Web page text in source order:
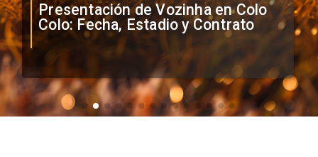
Presentación de Vozinha en Colo
Colo: Fecha, Estadio y Contrato